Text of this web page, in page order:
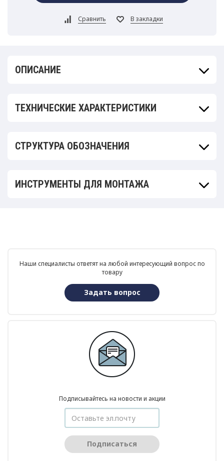
ОПИСАНИЕ
ТЕХНИЧЕСКИЕ ХАРАКТЕРИСТИКИ
СТРУКТУРА ОБОЗНАЧЕНИЯ
ИНСТРУМЕНТЫ ДЛЯ МОНТАЖА
Наши специалисты ответят на любой интересующий вопрос по
товару
Задать вопрос
Подписывайтесь на новости и акции
Подписаться